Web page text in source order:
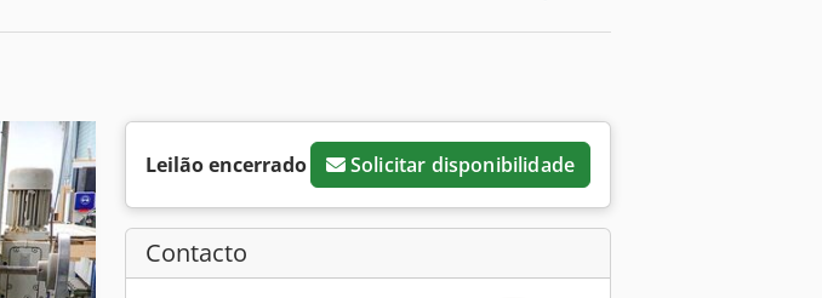
Leilão encerrado Solicitar disponibilidade
Contacto